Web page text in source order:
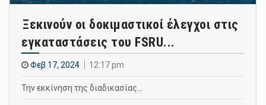
Ξεκινούν οι δοκιμαστικοί έλεγχοι στις
εγκαταστάσεις του FSRU...
Φεβ 17, 2024 12:17 pm
Την εκκίνηση της διαδικασίας…